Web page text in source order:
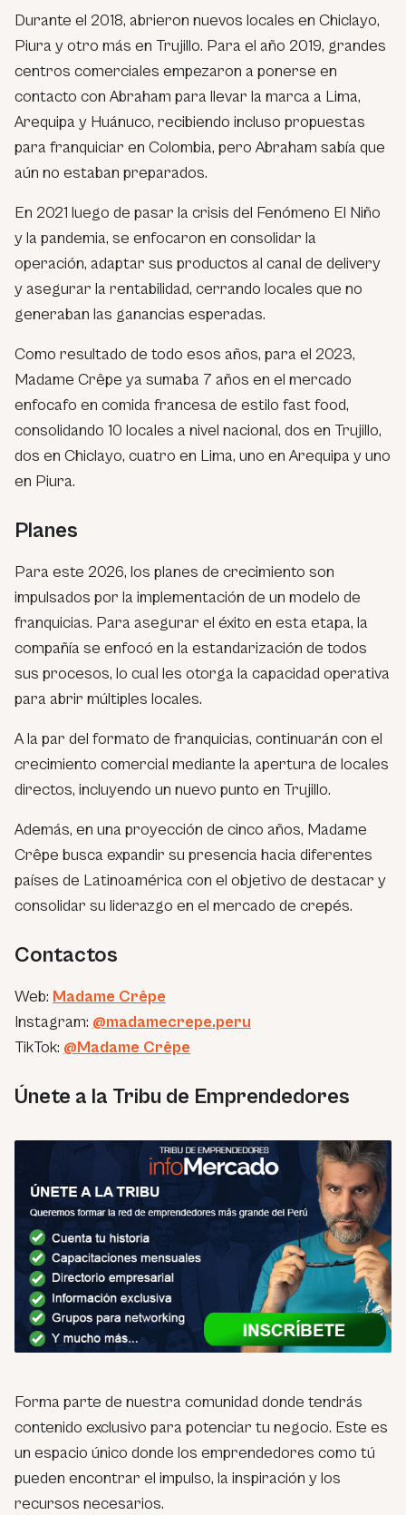
Durante el 2018, abrieron nuevos locales en Chiclayo,
Piura y otro más en Trujillo. Para el año 2019, grandes
centros comerciales empezaron a ponerse en
contacto con Abraham para llevar la marca a Lima,
Arequipa y Huánuco, recibiendo incluso propuestas
para franquiciar en Colombia, pero Abraham sabía que
aún no estaban preparados.
En 2021 luego de pasar la crisis del Fenómeno El Niño
y la pandemia, se enfocaron en consolidar la
operación, adaptar sus productos al canal de delivery
y asegurar la rentabilidad, cerrando locales que no
generaban las ganancias esperadas.
Como resultado de todo esos años, para el 2023,
Madame Crêpe ya sumaba 7 años en el mercado
enfocafo en comida francesa de estilo fast food,
consolidando 10 locales a nivel nacional, dos en Trujillo,
dos en Chiclayo, cuatro en Lima, uno en Arequipa y uno
en Piura.
Planes
Para este 2026, los planes de crecimiento son
impulsados por la implementación de un modelo de
franquicias. Para asegurar el éxito en esta etapa, la
compañía se enfocó en la estandarización de todos
sus procesos, lo cual les otorga la capacidad operativa
para abrir múltiples locales.
A la par del formato de franquicias, continuarán con el
crecimiento comercial mediante la apertura de locales
directos, incluyendo un nuevo punto en Trujillo.
Además, en una proyección de cinco años, Madame
Crêpe busca expandir su presencia hacia diferentes
países de Latinoamérica con el objetivo de destacar y
consolidar su liderazgo en el mercado de crepés.
Contactos
Web: Madame Crêpe
Instagram: @madamecrepe.peru
TikTok: @Madame Crêpe
Únete a la Tribu de Emprendedores
Forma parte de nuestra comunidad donde tendrás
contenido exclusivo para potenciar tu negocio. Este es
un espacio único donde los emprendedores como tú
pueden encontrar el impulso, la inspiración y los
recursos necesarios.